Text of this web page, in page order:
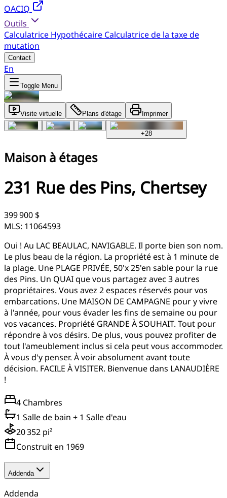
OACIQ
Outils
Calculatrice Hypothécaire Calculatrice de la taxe de
mutation
Contact
En
Toggle Menu
Visite virtuelle Plans d'étage Imprimer
+28
Maison à étages
231 Rue des Pins, Chertsey
399 900 $
MLS: 11064593
Oui ! Au LAC BEAULAC, NAVIGABLE. Il porte bien son nom.
Le plus beau de la région. La propriété est à 1 minute de
la plage. Une PLAGE PRIVÉE, 50'x 25'en sable pour la rue
des Pins. Un QUAI que vous partagez avec 3 autres
propriétaires. Vous avez 2 espaces réservés pour vos
embarcations. Une MAISON DE CAMPAGNE pour y vivre
à l'année, pour vous évader les fins de semaine ou pour
vos vacances. Propriété GRANDE À SOUHAIT. Tout pour
répondre à vos désirs. De plus, vous pouvez profiter de
tout l'ameublement inclus si cela peut vous accommoder.
À vous d'y penser. À voir absolument avant toute
décision. FACILE À VISITER. Bienvenue dans LANAUDIÈRE
!
4 Chambres
1 Salle de bain + 1 Salle d'eau
20 352 pi²
Construit en 1969
Addenda
Addenda